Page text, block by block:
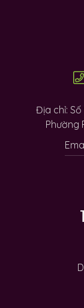
Địa chỉ:
Phường